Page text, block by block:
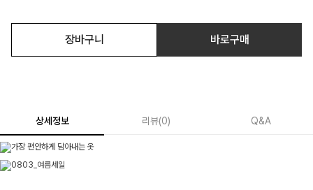
장바구니 바로구매
상세정보 리뷰(0) Q&A